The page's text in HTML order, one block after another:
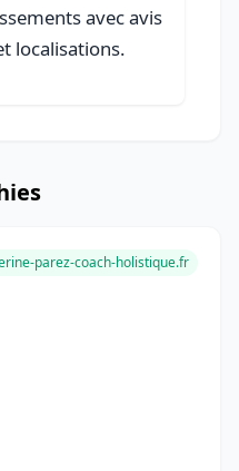
avec avis
localisations.
parez-coach-holistique.fr